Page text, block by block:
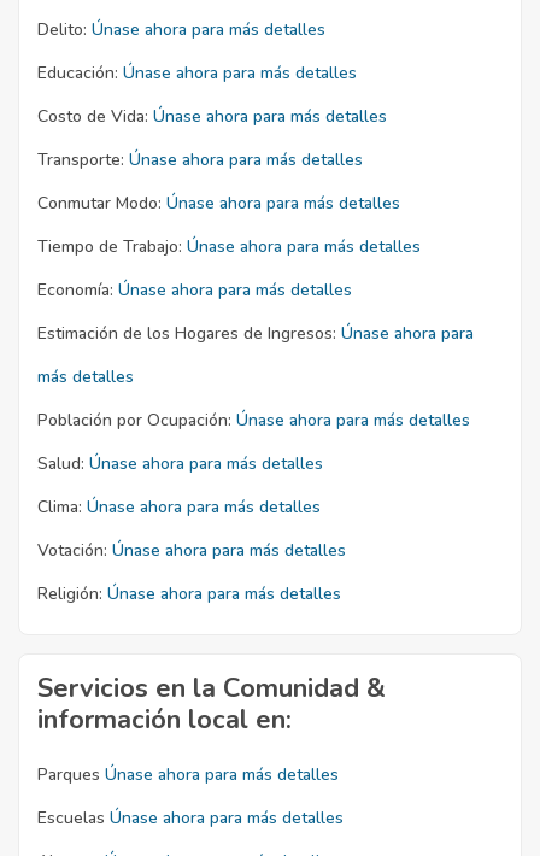
Delito: Únase ahora para más detalles
Educación: Únase ahora para más detalles
Costo de Vida: Únase ahora para más detalles
Transporte: Únase ahora para más detalles
Conmutar Modo: Únase ahora para más detalles
Tiempo de Trabajo: Únase ahora para más detalles
Economía: Únase ahora para más detalles
Estimación de los Hogares de Ingresos: Únase ahora para
más detalles
Población por Ocupación: Únase ahora para más detalles
Salud: Únase ahora para más detalles
Clima: Únase ahora para más detalles
Votación: Únase ahora para más detalles
Religión: Únase ahora para más detalles
Servicios en la Comunidad &
información local en:
Parques Únase ahora para más detalles
Escuelas Únase ahora para más detalles